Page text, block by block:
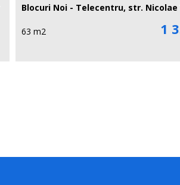
Blocuri Noi - Telecentru, str.
63 m2 1